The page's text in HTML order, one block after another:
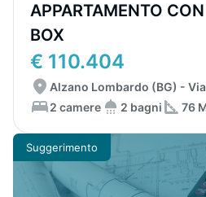
APPARTAMENTO
BOX
€ 110.404
Alzano Lombardo (BG) -
2 camere
2 bagni 76
Suggerimento